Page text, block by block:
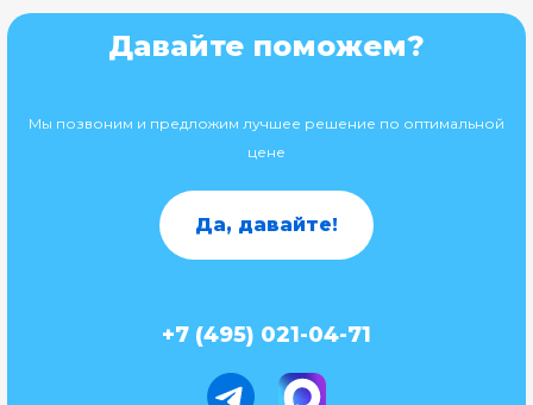
Давайте поможем?
Мы позвоним и предложим лучшее решение по оптимальной
цене
Да, давайте!
+7 (495) 021-04-71